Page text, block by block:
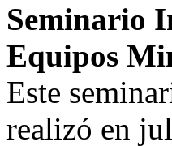
Seminario
Equipos
Este
realizó en